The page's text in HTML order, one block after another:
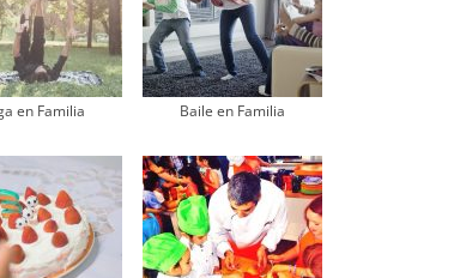
en Familia Baile en Familia